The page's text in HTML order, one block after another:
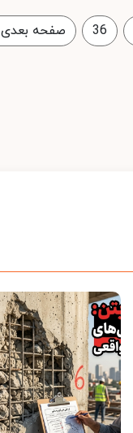
36 صفحه بعدی